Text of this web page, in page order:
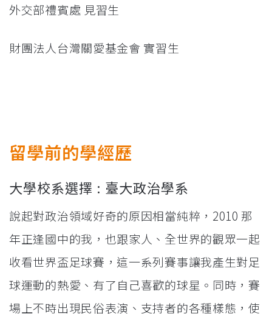
外交部禮賓處 見習生
財團法人台灣關愛基金會 實習生
留學前的學經歷
大學校系選擇 : 臺大政治學系
說起對政治領域好奇的原因相當純粹，2010 那
年正逢國中的我，也跟家人、全世界的觀眾一起
收看世界盃足球賽，這一系列賽事讓我產生對足
球運動的熱愛、有了自己喜歡的球星。同時，賽
場上不時出現民俗表演、支持者的各種樣態，使